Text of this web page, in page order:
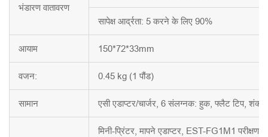
भंडारण वातावरण
सापेक्ष आर्द्रता: 5 करने के लिए 90%
आयाम 150*72*33mm
वजन: 0.45 kg (1 पौंड)
सामान एसी एडाप्टर/चार्जर, 6 संलग्नक: हुक, फ्लैट टिप,
मिनी-प्रिंटर, मापने एडाप्टर, EST-FG1M1